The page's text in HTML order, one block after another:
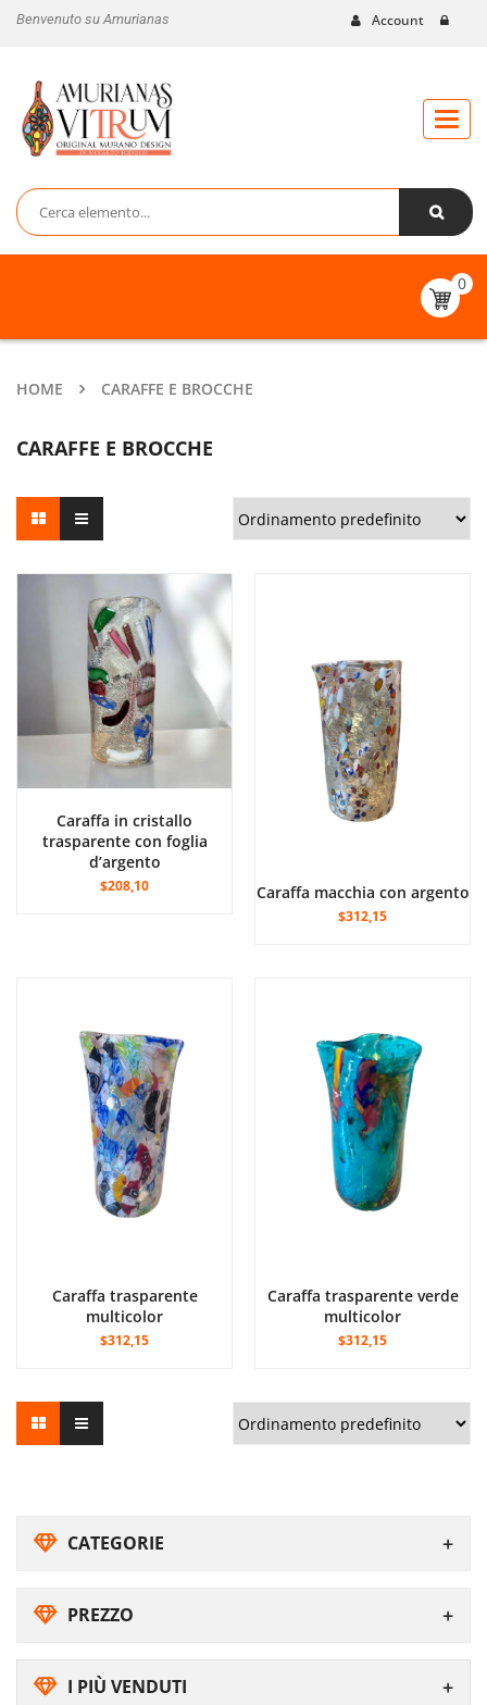
Benvenuto su Amurianas Account
Toggle
0
HOME CARAFFE E BROCCHE
CATEGORIE
PREZZO
I PIÙ VENDUTI
CARAFFE E BROCCHE
Caraffa in cristallo
trasparente con foglia
d’argento
$208,10 Caraffa macchia con argento
$312,15
Caraffa trasparente
multicolor
$312,15
Caraffa trasparente verde
multicolor
$312,15